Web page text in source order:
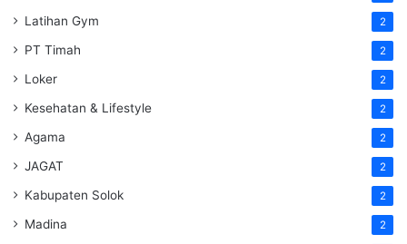
Latihan Gym 2
PT Timah 2
Loker 2
Kesehatan & Lifestyle 2
Agama 2
JAGAT 2
Kabupaten Solok 2
Madina 2